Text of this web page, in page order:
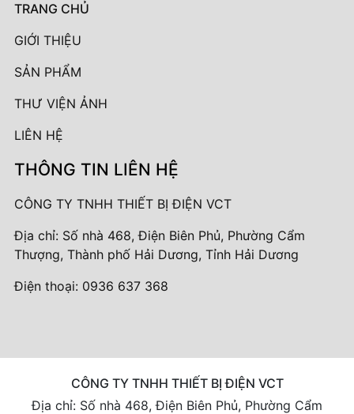
TRANG CHỦ
GIỚI THIỆU
SẢN PHẨM
THƯ VIỆN ẢNH
LIÊN HỆ
THÔNG TIN LIÊN HỆ
CÔNG TY TNHH THIẾT BỊ ĐIỆN VCT
Địa chỉ: Số nhà 468, Điện Biên Phủ, Phường Cẩm
Thượng, Thành phố Hải Dương, Tỉnh Hải Dương
Điện thoại: 0936 637 368
CÔNG TY TNHH THIẾT BỊ ĐIỆN VCT
Địa chỉ: Số nhà 468, Điện Biên Phủ, Phường Cẩm